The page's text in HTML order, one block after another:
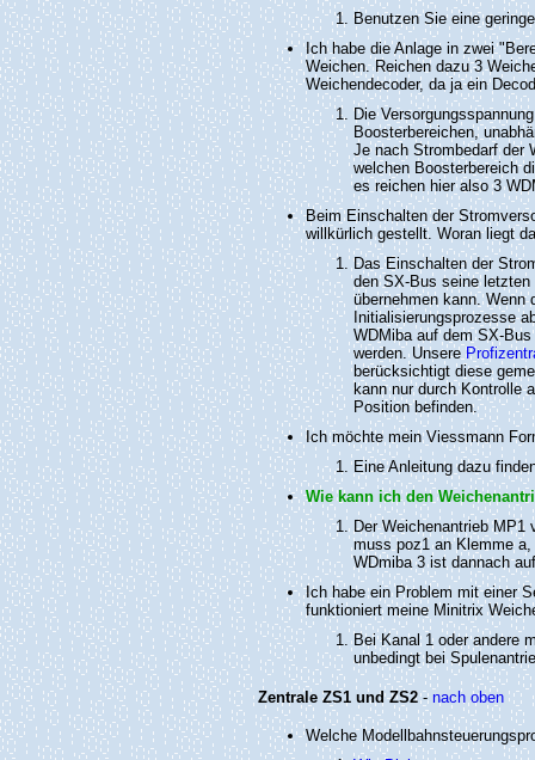
Benutzen Sie eine
Ich habe die Anlage in zwei
Weichen. Reichen dazu 3
Weichendecoder, da ja ein
Die
Boosterbereichen,
Je nach Strombedarf der
welchen Boosterbereich
es reichen hier also 3
Beim Einschalten der
willkürlich gestellt. Woran liegt
Das Einschalten der
den SX-Bus seine
übernehmen kann. Wenn
Initialisierungsprozesse
WDMiba auf dem SX-
werden. Unsere
berücksichtigt diese
kann nur durch Kontrolle
Position befinden.
Ich möchte mein Viessmann
Eine Anleitung dazu
Wie kann ich den
Der Weichenantrieb MP1
muss poz1 an Klemme
WDmiba 3 ist dannach
Ich habe ein Problem mit einer
funktioniert meine Minitrix
Bei Kanal 1 oder andere
unbedingt bei
Zentrale ZS1 und ZS2- nach oben
Welche